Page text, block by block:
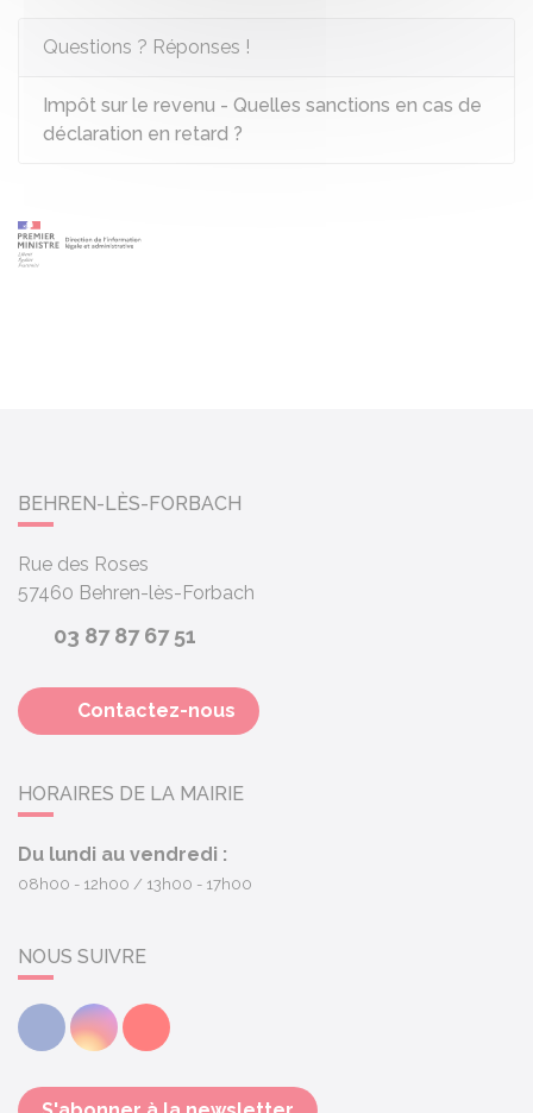
Questions ? Réponses !
Impôt sur le revenu - Quelles sanctions en cas de
déclaration en retard ?
BEHREN-LÈS-FORBACH
Rue des Roses
57460 Behren-lès-Forbach
03 87 87 67 51
Contactez-nous
HORAIRES DE LA MAIRIE
Du lundi au vendredi :
08h00 - 12h00 13h00 - 17h00
NOUS SUIVRE
FacebookInstagramYoutube